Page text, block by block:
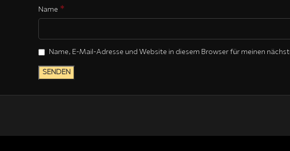
Name *
Name, E-Mail-Adresse und Website in diesem Browser für meinen